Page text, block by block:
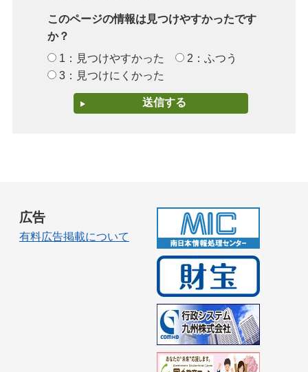
このページの情報は見つけやすかったです
か？
1：見つけやすかった
2：ふつう
3：見つけにくかった
広告
有料広告掲載について